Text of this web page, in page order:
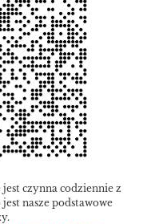
jest czynna codziennie z
nasze podstawowe